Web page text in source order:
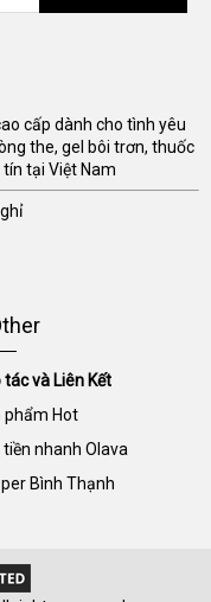
cấp dành cho tình yêu
the, gel bôi trơn, thuốc
tại Việt Nam
tác và Liên Kết
phẩm Hot
tiền nhanh Olava
Bình Thạnh